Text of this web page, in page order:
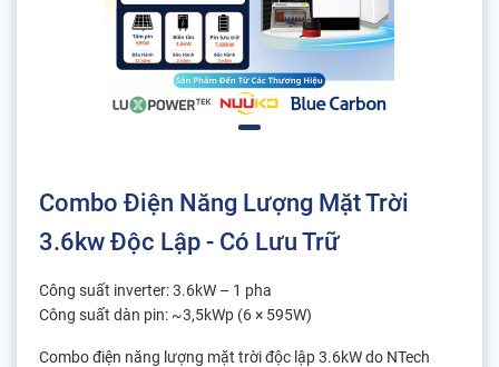
Combo Điện Năng Lượng Mặt Trời
3.6kw Độc Lập - Có Lưu Trữ
Công suất inverter: 3.6kW – 1 pha
Công suất dàn pin: ~3,5kWp (6 × 595W)
Combo điện năng lượng mặt trời độc lập 3.6kW do NTech